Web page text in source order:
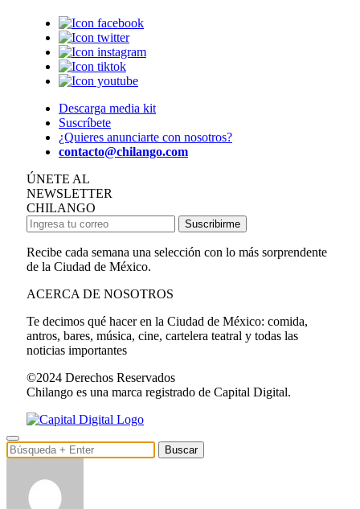
Descarga media kit
Suscríbete
¿Quieres anunciarte con nosotros?
contacto@chilango.com
ÚNETE AL
NEWSLETTER
CHILANGO
Suscribirme
Recibe cada semana una selección con lo más sorprendente
de la Ciudad de México.
ACERCA DE NOSOTROS
Te decimos qué hacer en la Ciudad de México: comida,
antros, bares, música, cine, cartelera teatral y todas las
noticias importantes
©2024 Derechos Reservados
Chilango es una marca registrado de Capital Digital.
Buscar